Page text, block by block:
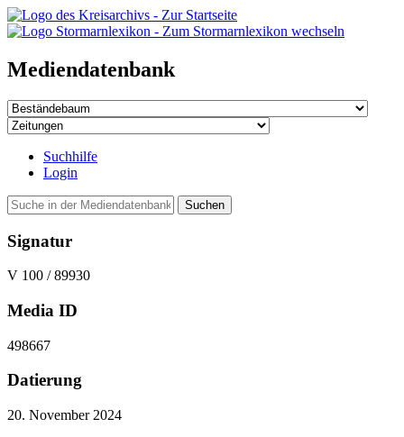
Mediendatenbank
Suchhilfe
Login
Suchen
Signatur
V 100 / 89930
Media ID
498667
Datierung
20. November 2024